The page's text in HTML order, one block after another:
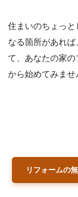
住まいのちょっ
なる箇所があれ
て、あなたの家
から始めてみませ
リフォームの